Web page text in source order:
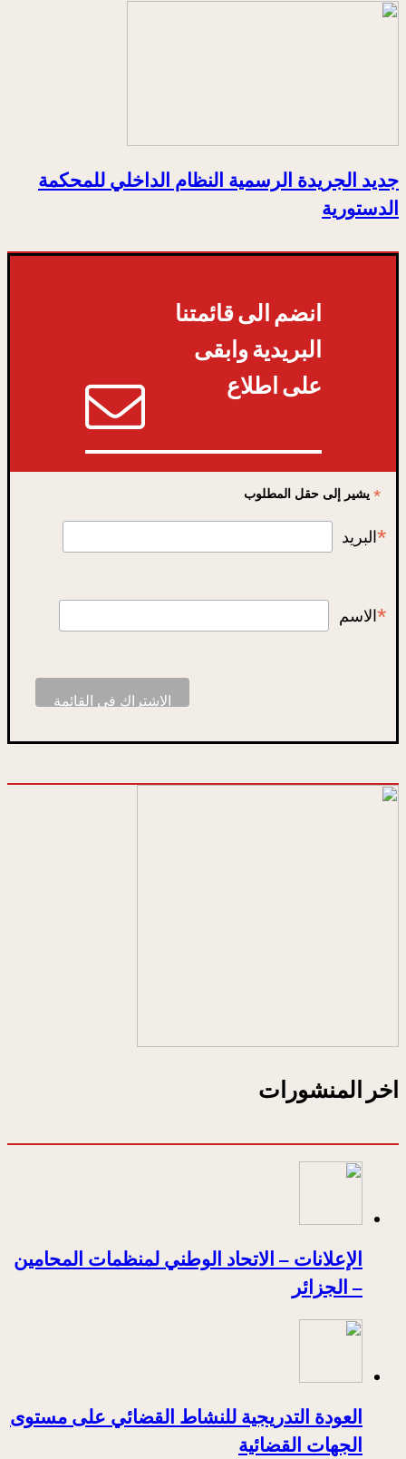
جديد الجريدة الرسمية النظام الداخلي للمحكمة
الدستورية
انضم الى قائمتنا
البريدية وابقى
على اطلاع
*يشير إلى حقل المطلوب
* البريد
*الاسم
اخر المنشورات
الإعلانات – الاتحاد الوطني لمنظمات المحامين
– الجزائر
العودة التدريجية للنشاط القضائي على مستوى
الجهات القضائية